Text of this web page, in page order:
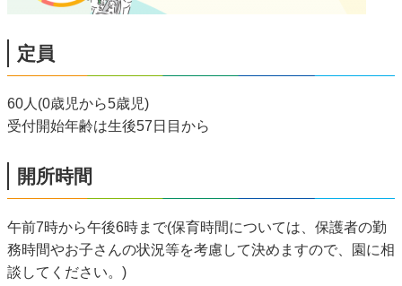
定員
60人(0歳児から5歳児)
受付開始年齢は生後57日目から
開所時間
午前7時から午後6時まで(保育時間については、保護者の勤
務時間やお子さんの状況等を考慮して決めますので、園に相
談してください。)